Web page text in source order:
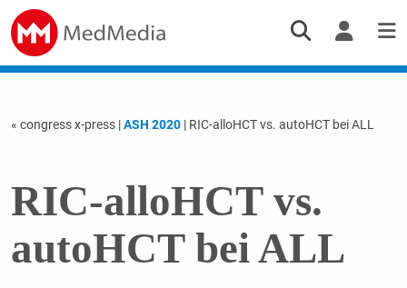
« congress x-press |ASH 2020| RIC-alloHCT vs. autoHCT bei ALL
RIC-alloHCT vs.
autoHCT bei ALL